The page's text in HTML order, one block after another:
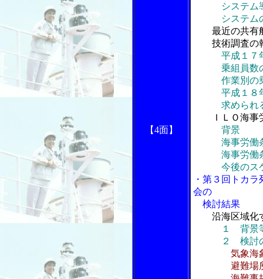
【4面】
システム導
システムの
最近の共有
技術調査の
平成１７
乗組員数
作業別の乗
平成１８年
求められる
ＩＬＯ海事
背景
海事労働条
海事労働条
今後のスケ
・第３回トカ
会の
検討結果
沿海区域化
１ 背景
２ 検討の
気象海
避難場所